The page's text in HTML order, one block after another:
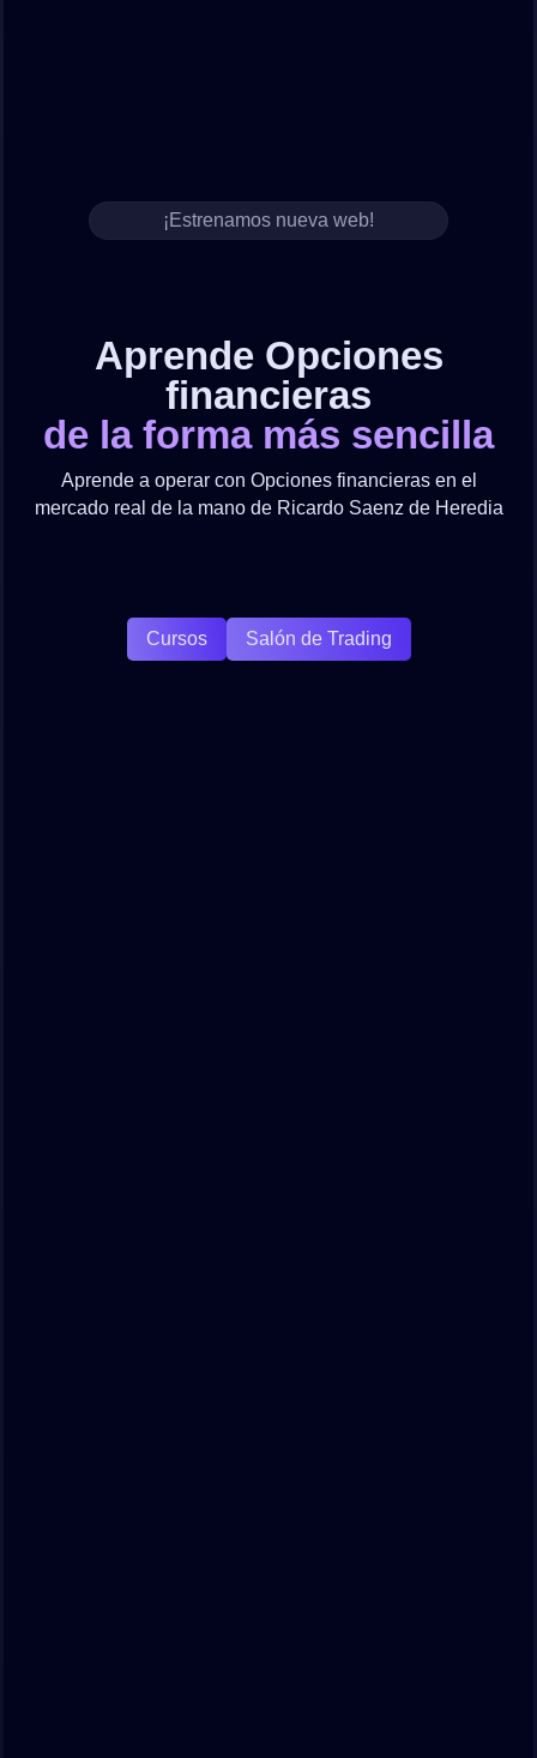
¡Estrenamos nueva web!
Aprende Opciones
financieras
de la forma más sencilla
Aprende a operar con Opciones financieras en el
mercado real de la mano de Ricardo Saenz de Heredia
Cursos Salón de Trading